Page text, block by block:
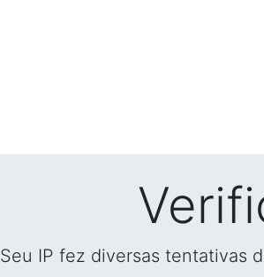
Seu IP fez diversas tentativas